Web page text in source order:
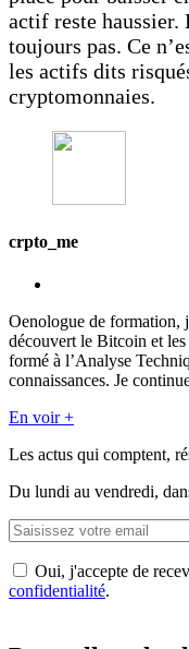
actif reste
toujours pas. Ce
les actifs dits
cryptomonnaies.
crpto_me
Oenologue de formation,
découvert le Bitcoin et
formé à l’Analyse
connaissances. Je
En voir +
Les actus qui comptent,
Du lundi au vendredi,
Oui, j'accepte de
confidentialité.